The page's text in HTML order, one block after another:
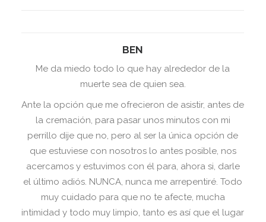
BEN
Me da miedo todo lo que hay alrededor de la
muerte sea de quien sea.
Ante la opción que me ofrecieron de asistir, antes de
la cremación, para pasar unos minutos con mi
perrillo dije que no, pero al ser la única opción de
que estuviese con nosotros lo antes posible, nos
acercamos y estuvimos con él para, ahora si, darle
el último adiós. NUNCA, nunca me arrepentiré. Todo
muy cuidado para que no te afecte, mucha
intimidad y todo muy limpio, tanto es así que el lugar